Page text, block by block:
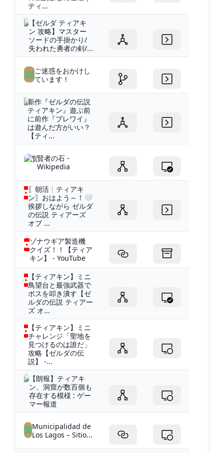
ティ...
【ゼルダ ティアキ
ン 攻略】マスター
ソードの手掛かり/
失われた勇者の剣/...
ご迷惑をおかけし
ています！
新作『ゼルダの伝説
ティアキン』遊ぶ前
に前作『ブレワイ』
は遊んだ方がいい？
【ティ...
賢者の石 -
Wikipedia
〖朝活┊ティアキ
ン〗おはよう～！🤍
挨拶しながら ゼルダ
の伝説 ティアーズ
オブ ...
ゾナウギア製造機
クイズ！！【ティア
キン】 - YouTube
【ティアキン】ミニ
鳥望台と最強武器で
ボスを叩き潰す【ゼ
ルダの伝説 ティアー
ズ オ...
【ティアキン】ミニ
チャレンジ「聖地を
見つけるのは誰だ」
攻略【ゼルダの伝
説】 -...
【朗報】ティアキ
ン、洞窟が数百個も
存在する模様 : ゲー
マー報道
Municipalidad de
Los Lagos – Sitio...